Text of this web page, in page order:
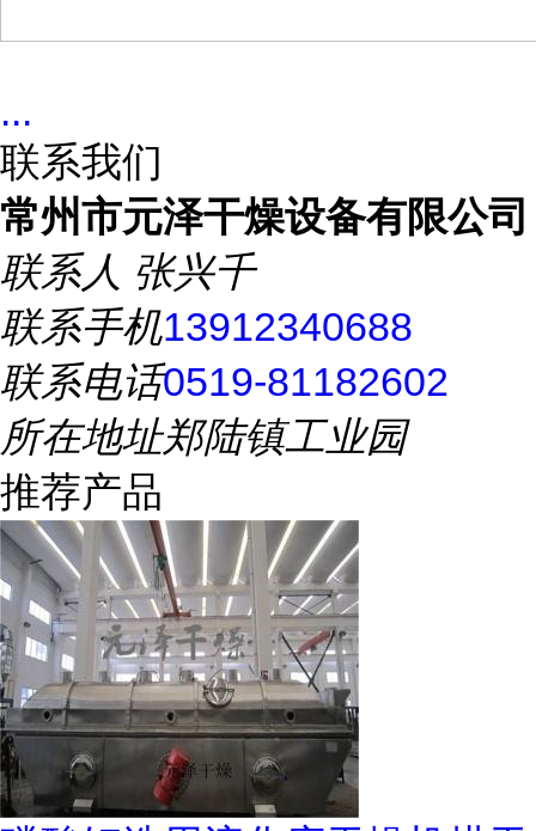
...
联系我们
常州市元泽干燥设备有限公司
联系人 张兴千
联系手机13912340688
联系电话0519-81182602
所在地址郑陆镇工业园
推荐产品